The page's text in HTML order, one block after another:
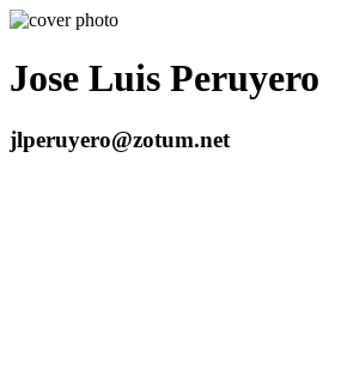
Jose Luis Peruyero
jlperuyero@zotum.net